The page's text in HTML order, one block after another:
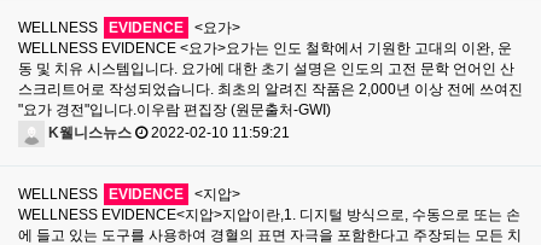
WELLNESS EVIDENCE
<요가>
WELLNESS EVIDENCE <요가>요가는 인도 철학에서 기원한 고대의 이완, 운
동 및 치유 시스템입니다. 요가에 대한 초기 설명은 인도의 고전 문학 언어인 산
스크리트어로 작성되었습니다. 최초의 알려진 작품은 2,000년 이상 전에 쓰여진
"요가 경전"입니다.이우람 편집장 (원문출처-GWI)
K웰니스뉴스
2022-02-10 11:59:21
WELLNESS EVIDENCE
<지압>
WELLNESS EVIDENCE<지압>지압이란,1. 디지털 방식으로, 수동으로 또는 손
에 들고 있는 도구를 사용하여 경혈의 표면 자극을 포함한다고 주장되는 모든 치